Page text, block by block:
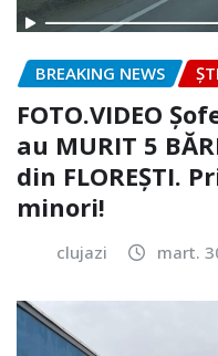
BREAKING NEWS
FOTO.VIDEO
au MURIT 5
din FLOREȘTI.
minori!
clujazi mart.